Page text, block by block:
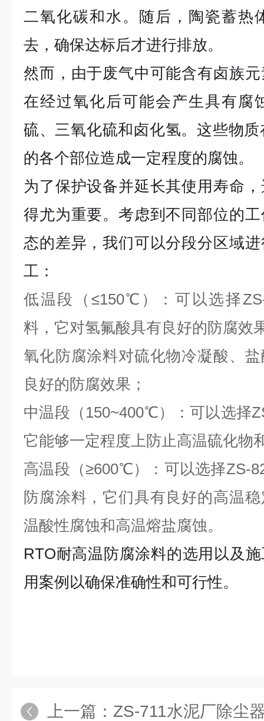
二氧化碳和水。随后，陶瓷蓄热
去，确保达标后才进行排放。
然而，由于废气中可能含有卤族
在经过氧化后可能会产生具有腐
硫、三氧化硫和卤化氢。这些物
的各个部位造成一定程度的腐蚀。
为了保护设备并延长其使用寿命
得尤为重要。考虑到不同部位的
态的差异，我们可以分段分区域
工：
低温段（ ≤150℃ ）：可以选择
料，它对氢氟酸具有良好的防腐效
氧化防腐涂料对硫化物冷凝酸、
良好的防腐效果；
中温段（ 150~400℃）：可以选择
它能够一定程度上防止高温硫化物
高温段（≥600℃）：可以选择ZS-
防腐涂料，它们具有良好的高温
温酸性腐蚀和高温熔盐腐蚀。
RTO耐高温防腐涂料的选用以及
用案例以确保准确性和可行性。
上一篇： ZS-711水泥厂除尘